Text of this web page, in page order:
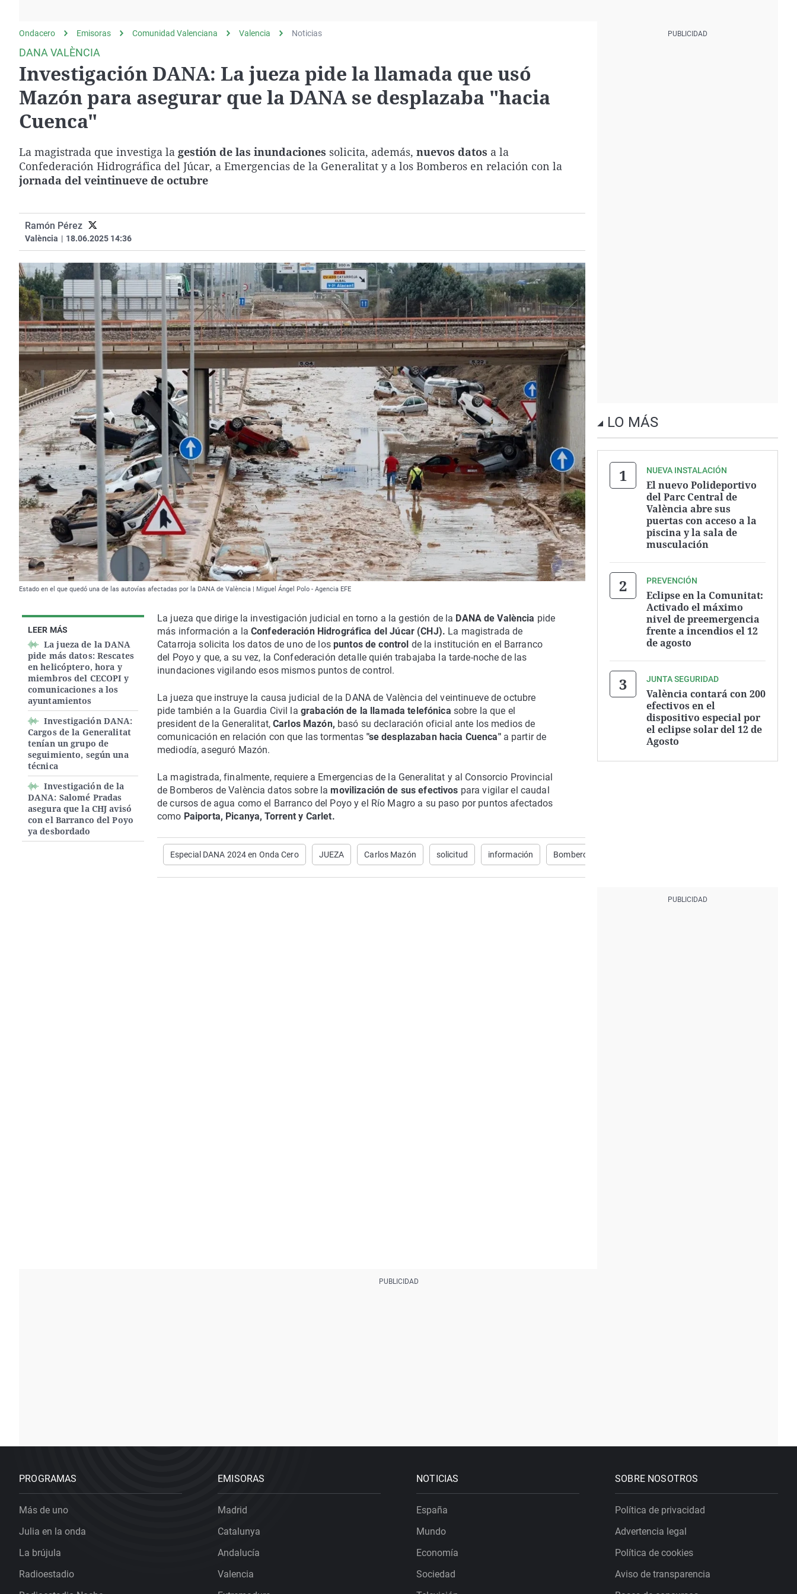
gato
Operación Viuda
Negra
Navarra
Ondacero Emisoras Comunidad Valenciana Valencia Noticias
DANA VALÈNCIA
Investigación DANA: La jueza pide la llamada que usó
Mazón para asegurar que la DANA se desplazaba "hacia
Cuenca"
La magistrada que investiga la gestión de las inundaciones solicita, además, nuevos datos a la
Confederación Hidrográfica del Júcar, a Emergencias de la Generalitat y a los Bomberos en relación con la
jornada del veintinueve de octubre
Ramón Pérez
València | 18.06.2025 14:36
Estado en el que quedó una de las autovías afectadas por la DANA de València | Miguel Ángel Polo - Agencia EFE
LEER MÁS
La jueza de la DANA
pide más datos: Rescates
en helicóptero, hora y
miembros del CECOPI y
comunicaciones a los
ayuntamientos
Investigación DANA:
Cargos de la Generalitat
tenían un grupo de
seguimiento, según una
técnica
Investigación de la
DANA: Salomé Pradas
asegura que la CHJ avisó
con el Barranco del Poyo
ya desbordado
La jueza que dirige la investigación judicial en torno a la gestión de la DANA de València pide
más información a la Confederación Hidrográfica del Júcar (CHJ). La magistrada de
Catarroja solicita los datos de uno de lospuntos de control de la institución en el Barranco
del Poyo y que, a su vez, la Confederación detalle quién trabajaba la tarde-noche de las
inundaciones vigilando esos mismos puntos de control.
La jueza que instruye la causa judicial de la DANA de València del veintinueve de octubre
pide también a la Guardia Civil la grabación de la llamada telefónica sobre la que el
president de la Generalitat,Carlos Mazón, basó su declaración oficial ante los medios de
comunicación en relación con que las tormentas "se desplazaban hacia Cuenca"a partir de
mediodía, aseguró Mazón.
La magistrada, finalmente, requiere a Emergencias de la Generalitat y al Consorcio Provincial
de Bomberos de València datos sobre lamovilización de sus efectivos para vigilar el caudal
de cursos de agua como el Barranco del Poyo y el Río Magro a su paso por puntos afectados
como Paiporta, Picanya, Torrent y Carlet.
Especial DANA 2024 en Onda Cero JUEZA Carlos Mazón solicitud información Bomberos Valencia
LO MÁS
NUEVA INSTALACIÓN
El nuevo Polideportivo
del Parc Central de
València abre sus
puertas con acceso a la
piscina y la sala de
musculación
PREVENCIÓN
Eclipse en la Comunitat:
Activado el máximo
nivel de preemergencia
frente a incendios el 12
de agosto
JUNTA SEGURIDAD
València contará con 200
efectivos en el
dispositivo especial por
el eclipse solar del 12 de
Agosto
PROGRAMAS
Más de uno
Julia en la onda
La brújula
Radioestadio
EMISORAS
Madrid
Catalunya
Andalucía
Valencia
NOTICIAS
España
Mundo
Economía
Sociedad
SOBRE NOSOTROS
Política de privacidad
Advertencia legal
Política de cookies
Aviso de transparencia